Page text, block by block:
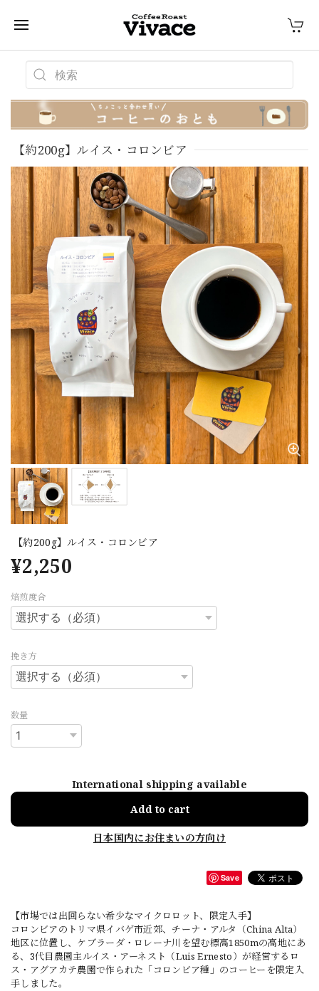
【約200g】ルイス・コロンビア
【約200g】ルイス・コロンビア
¥2,250
焙煎度合
挽き方
数量
International shipping available
Add to cart
日本国内にお住まいの方向け
Save
【市場では出回らない希少なマイクロロット、限定入手】
コロンビアのトリマ県イバゲ市近郊、チーナ・アルタ（China Alta）
地区に位置し、ケブラーダ・ロレーナ川を望む標高1850mの高地にあ
る、3代目農園主ルイス・アーネスト（Luis Ernesto）が経営するロ
ス・アグアカテ農園で作られた「コロンビア種」のコーヒーを限定入
手しました。